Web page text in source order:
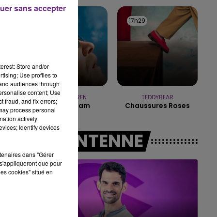
LE WEEK-END CHAMPAGNE FM
ALEX WARREN
Fever Dream
17h29
17h29
TEDDYBEAR
Chaussures Roses
A L'ANTENNE
Store and/or
Use profiles to
audiences through
content; Use
fraud, and fix errors;
process personal
actively
Identify devices
dans "Gérer
que pour
cookies" situé en
sans accepter